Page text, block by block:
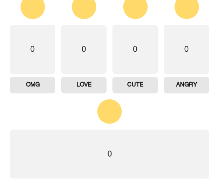
0
ANGRY
0
CUTE
0
LOVE
0
OMG
0